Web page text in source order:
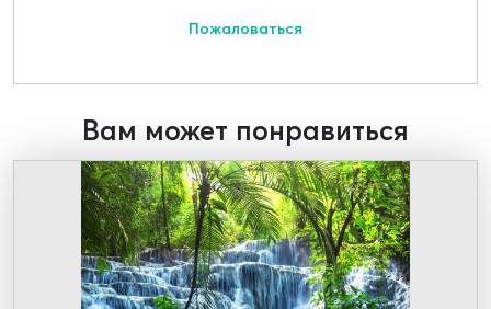
Пожаловаться
Вам может понравиться